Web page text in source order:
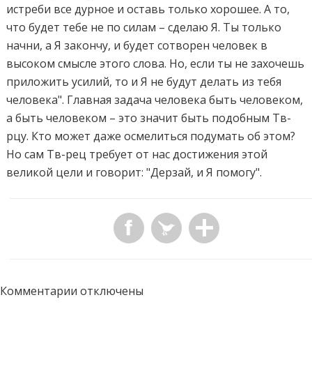
истреби все дурное и оставь только хорошее. А то,
что будет тебе не по силам – сделаю Я. Ты только
начни, а Я закончу, и будет сотворен человек в
высоком смысле этого слова. Но, если ты не захочешь
приложить усилий, то и Я не будут делать из тебя
человека". Главная задача человека быть человеком,
а быть человеком – это значит быть подобным Тв-
рцу. Кто может даже осмелиться подумать об этом?
Но сам Тв-рец требует от нас достижения этой
великой цели и говорит: "Дерзай, и Я помогу".
Комментарии отключены